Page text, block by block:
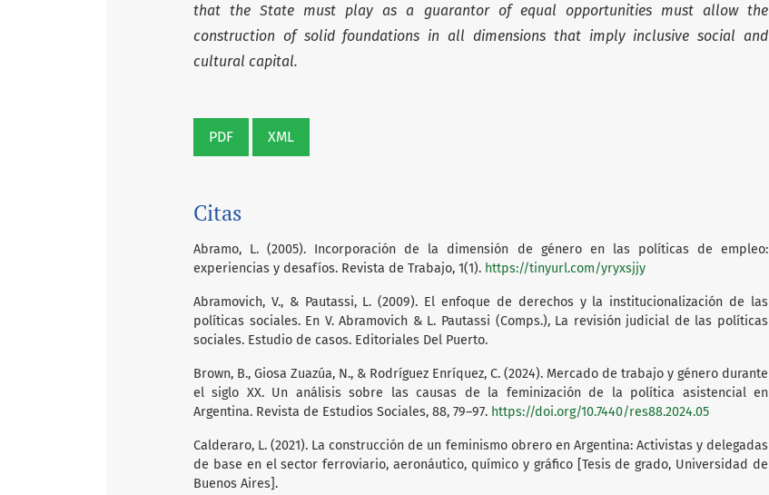
that the State must play as a guarantor of equal opportunities must allow the
construction of solid foundations in all dimensions that imply inclusive social and
cultural capital.
PDF XML
Citas
Abramo, L. (2005). Incorporación de la dimensión de género en las políticas de empleo:
experiencias y desafíos. Revista de Trabajo, 1(1). https://tinyurl.com/yryxsjjy
Abramovich, V., & Pautassi, L. (2009). El enfoque de derechos y la institucionalización de las
políticas sociales. En V. Abramovich & L. Pautassi (Comps.), La revisión judicial de las políticas
sociales. Estudio de casos. Editoriales Del Puerto.
Brown, B., Giosa Zuazúa, N., & Rodríguez Enríquez, C. (2024). Mercado de trabajo y género durante
el siglo XX. Un análisis sobre las causas de la feminización de la política asistencial en
Argentina. Revista de Estudios Sociales, 88, 79–97. https://doi.org/10.7440/res88.2024.05
Calderaro, L. (2021). La construcción de un feminismo obrero en Argentina: Activistas y delegadas
de base en el sector ferroviario, aeronáutico, químico y gráfico [Tesis de grado, Universidad de
Buenos Aires].